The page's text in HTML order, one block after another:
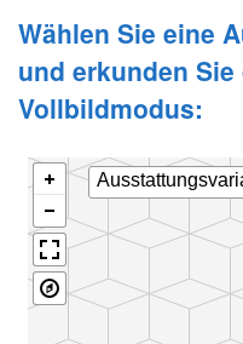
Wählen Sie eine
und erkunden
Vollbildmodus: